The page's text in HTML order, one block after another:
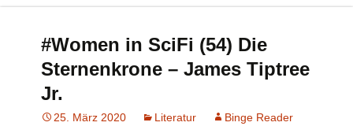
#Women in SciFi (54) Die
Sternenkrone – James Tiptree
Jr.
25. März 2020 Literatur Binge Reader